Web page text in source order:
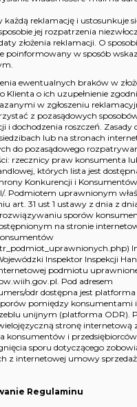
reklamację i ustosunkuje
jej rozpatrzenia
złożenia reklamacji. O
poinformowany w sposób
ewentualnych braków w
Klienta o ich uzupełnienie
w zgłoszeniu
z pozasądowych
i dochodzenia roszczeń. Zasady
lub na stronach
do pozasądowego
rzecznicy praw konsumenta
których lista jest
Konkurencji i
Podmiotem uprawnionym
art. 31 ust 1 ustawy z dnia z
sporów
na stronie
Inspektor Inspekcji
podmiotu
Pod adresem
odr dostępna jest
pomiędzy konsumentami i
unijnym (platforma ODR).
stronę internetową
konsumentów i
sporu dotyczącego
z internetowej umowy
Regulaminu